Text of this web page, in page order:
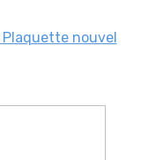
Plaquette nouvel